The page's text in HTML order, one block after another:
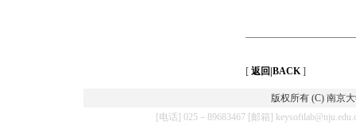
[ 返回|BACK]
版权所有 (C) 南京
[电话] 025－89683467 [邮箱]